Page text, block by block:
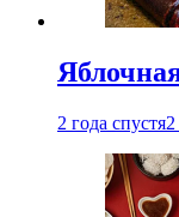
2 года спустя